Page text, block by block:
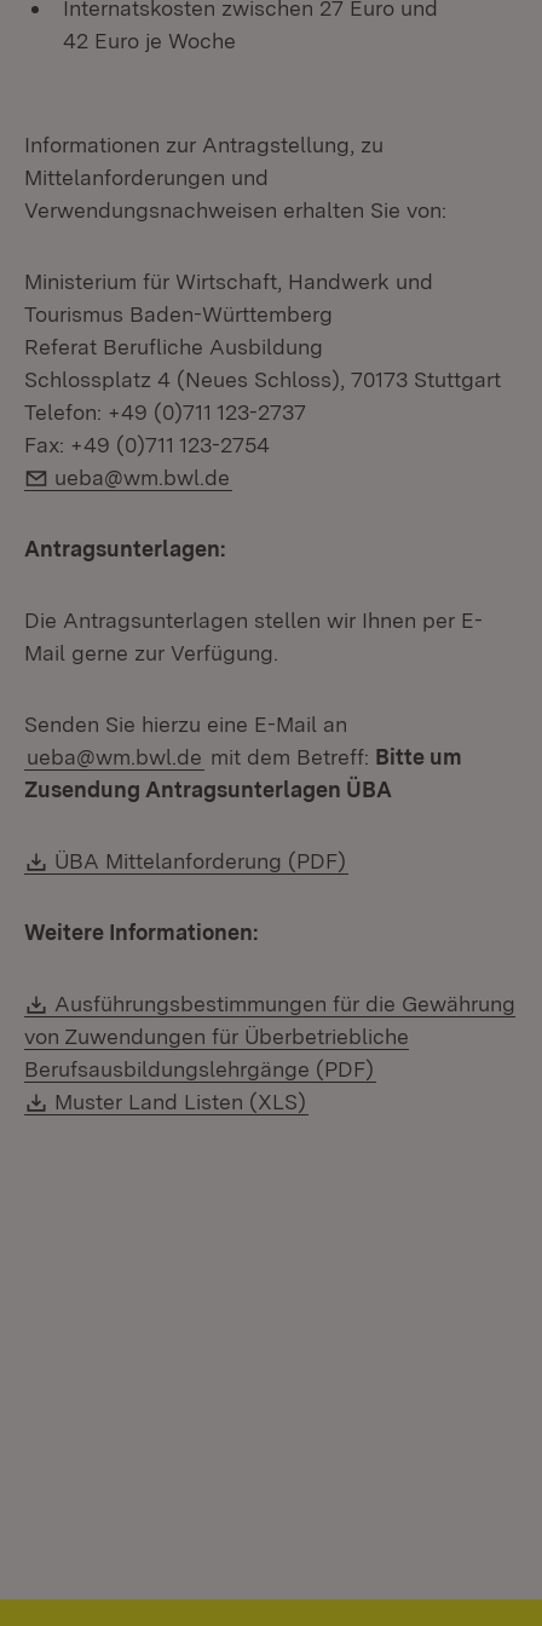
Internatskosten zwischen 27 Euro und
42 Euro je Woche
Informationen zur Antragstellung, zu
Mittelanforderungen und
Verwendungsnachweisen erhalten Sie von:
Ministerium für Wirtschaft, Handwerk und
Tourismus Baden-Württemberg
Referat Berufliche Ausbildung
Schlossplatz 4 (Neues Schloss), 70173 Stuttgart
Telefon: +49 (0)711 123-2737
Fax: +49 (0)711 123-2754
E-Mail:
ueba@wm.bwl.de
Antragsunterlagen:
Die Antragsunterlagen stellen wir Ihnen per E-
Mail gerne zur Verfügung.
Senden Sie hierzu eine E-Mail an
ueba@wm.bwl.de mit dem Betreff: Bitte um
Zusendung Antragsunterlagen ÜBA
Download:
ÜBA Mittelanforderung (PDF)
Weitere Informationen:
Download:
Ausführungsbestimmungen für die Gewährung
von Zuwendungen für Überbetriebliche
Berufsausbildungslehrgänge (PDF)
Download:
Muster Land Listen (XLS)